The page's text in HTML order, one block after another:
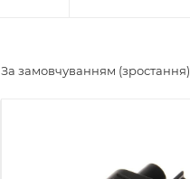
За замовчуванням (зростання)